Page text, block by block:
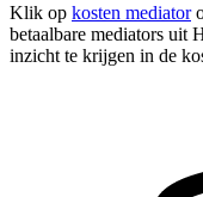
Klik op kosten mediator
betaalbare mediators uit
inzicht te krijgen in de